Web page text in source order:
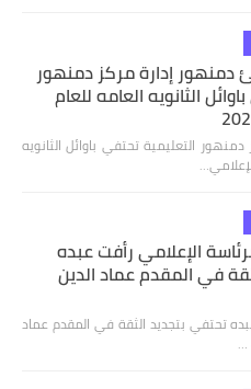
إدارة مركز دمنهور
الثانويه العامه للعام
التعليمية تحتفي باوائل الثانويه
برئاسة الإعلامي رأفت عبده
في المقدم عماد الدين
عبده تحتفي بتجديد الثقة في المقدم عماد
…